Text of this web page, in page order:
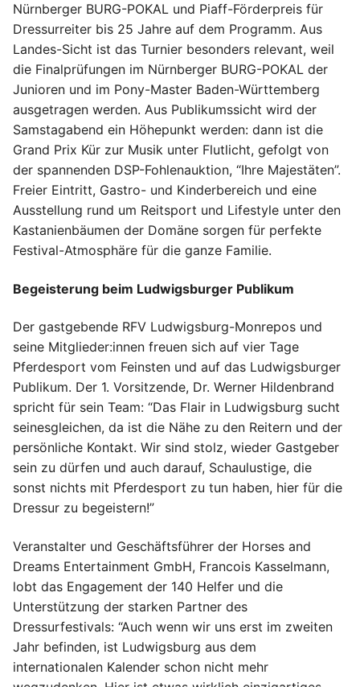
Nürnberger BURG-POKAL und Piaff-Förderpreis für
Dressurreiter bis 25 Jahre auf dem Programm. Aus
Landes-Sicht ist das Turnier besonders relevant, weil
die Finalprüfungen im Nürnberger BURG-POKAL der
Junioren und im Pony-Master Baden-Württemberg
ausgetragen werden. Aus Publikumssicht wird der
Samstagabend ein Höhepunkt werden: dann ist die
Grand Prix Kür zur Musik unter Flutlicht, gefolgt von
der spannenden DSP-Fohlenauktion, “Ihre Majestäten”.
Freier Eintritt, Gastro- und Kinderbereich und eine
Ausstellung rund um Reitsport und Lifestyle unter den
Kastanienbäumen der Domäne sorgen für perfekte
Festival-Atmosphäre für die ganze Familie.
Begeisterung beim Ludwigsburger Publikum
Der gastgebende RFV Ludwigsburg-Monrepos und
seine Mitglieder:innen freuen sich auf vier Tage
Pferdesport vom Feinsten und auf das Ludwigsburger
Publikum. Der 1. Vorsitzende, Dr. Werner Hildenbrand
spricht für sein Team: “Das Flair in Ludwigsburg sucht
seinesgleichen, da ist die Nähe zu den Reitern und der
persönliche Kontakt. Wir sind stolz, wieder Gastgeber
sein zu dürfen und auch darauf, Schaulustige, die
sonst nichts mit Pferdesport zu tun haben, hier für die
Dressur zu begeistern!”
Veranstalter und Geschäftsführer der Horses and
Dreams Entertainment GmbH, Francois Kasselmann,
lobt das Engagement der 140 Helfer und die
Unterstützung der starken Partner des
Dressurfestivals: “Auch wenn wir uns erst im zweiten
Jahr befinden, ist Ludwigsburg aus dem
internationalen Kalender schon nicht mehr